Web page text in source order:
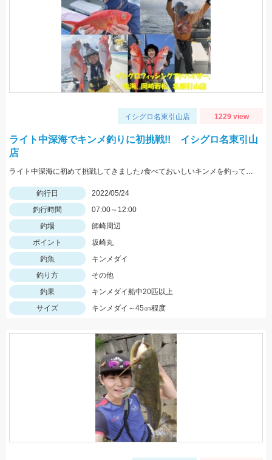
イシグロ名東引山店 1229 view
ライト中深海でキンメ釣りに初挑戦!! イシグロ名東引山
店
ライト中深海に初めて挑戦してきました♪食べておいしいキンメを釣ってみてはいかがでしょうか？ 水深300～400ｍで仕掛けは5～8本針のライト中深海用胴突き仕掛けに250号のオモリを使用しました
釣行日
2022/05/24
釣行時間
07:00～12:00
釣場
師崎周辺
ポイント
坂崎丸
釣魚
キンメダイ
釣り方
その他
釣果
キンメダイ船中20匹以上
サイズ
キンメダイ～45㎝程度